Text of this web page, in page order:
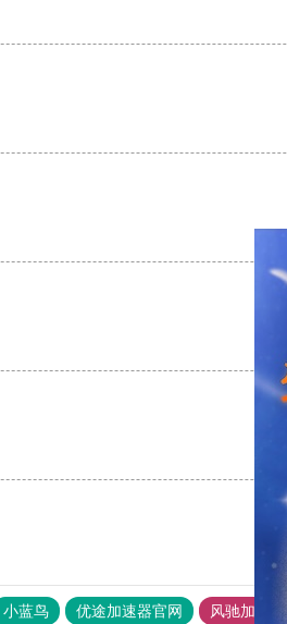
小蓝鸟 优途加速器官网 风驰加速器